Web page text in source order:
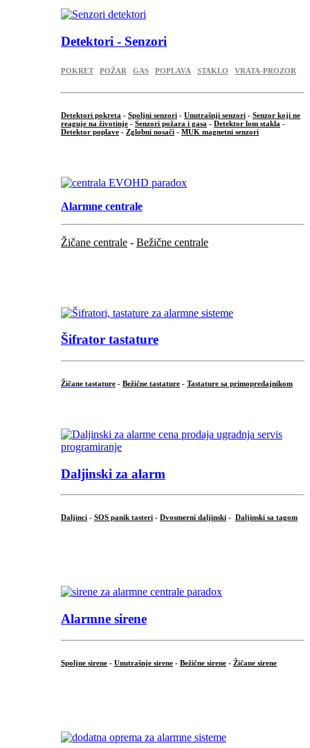
Detektori - Senzori
POKRET POŽAR GAS POPLAVA STAKLO VRATA-PROZOR
Detektori pokreta - Spoljni senzori - Unutrašnji senzori - Senzor koji ne
reaguje na životinje - Senzori požara i gasa - Detektor lom stakla -
Detektor poplave - Zglobni nosači - MUK magnetni senzori
Alarmne centrale
Žičane centrale - Bežične centrale
Šifrator tastature
Žičane tastature - Bežične tastature - Tastature sa primopredajnikom
Daljinski za alarm
Daljinci - SOS panik tasteri - Dvosmerni daljinski - Daljinski sa tagom
Alarmne sirene
Spoljne sirene - Unutrašnje sirene - Bežične sirene - Žičane sirene